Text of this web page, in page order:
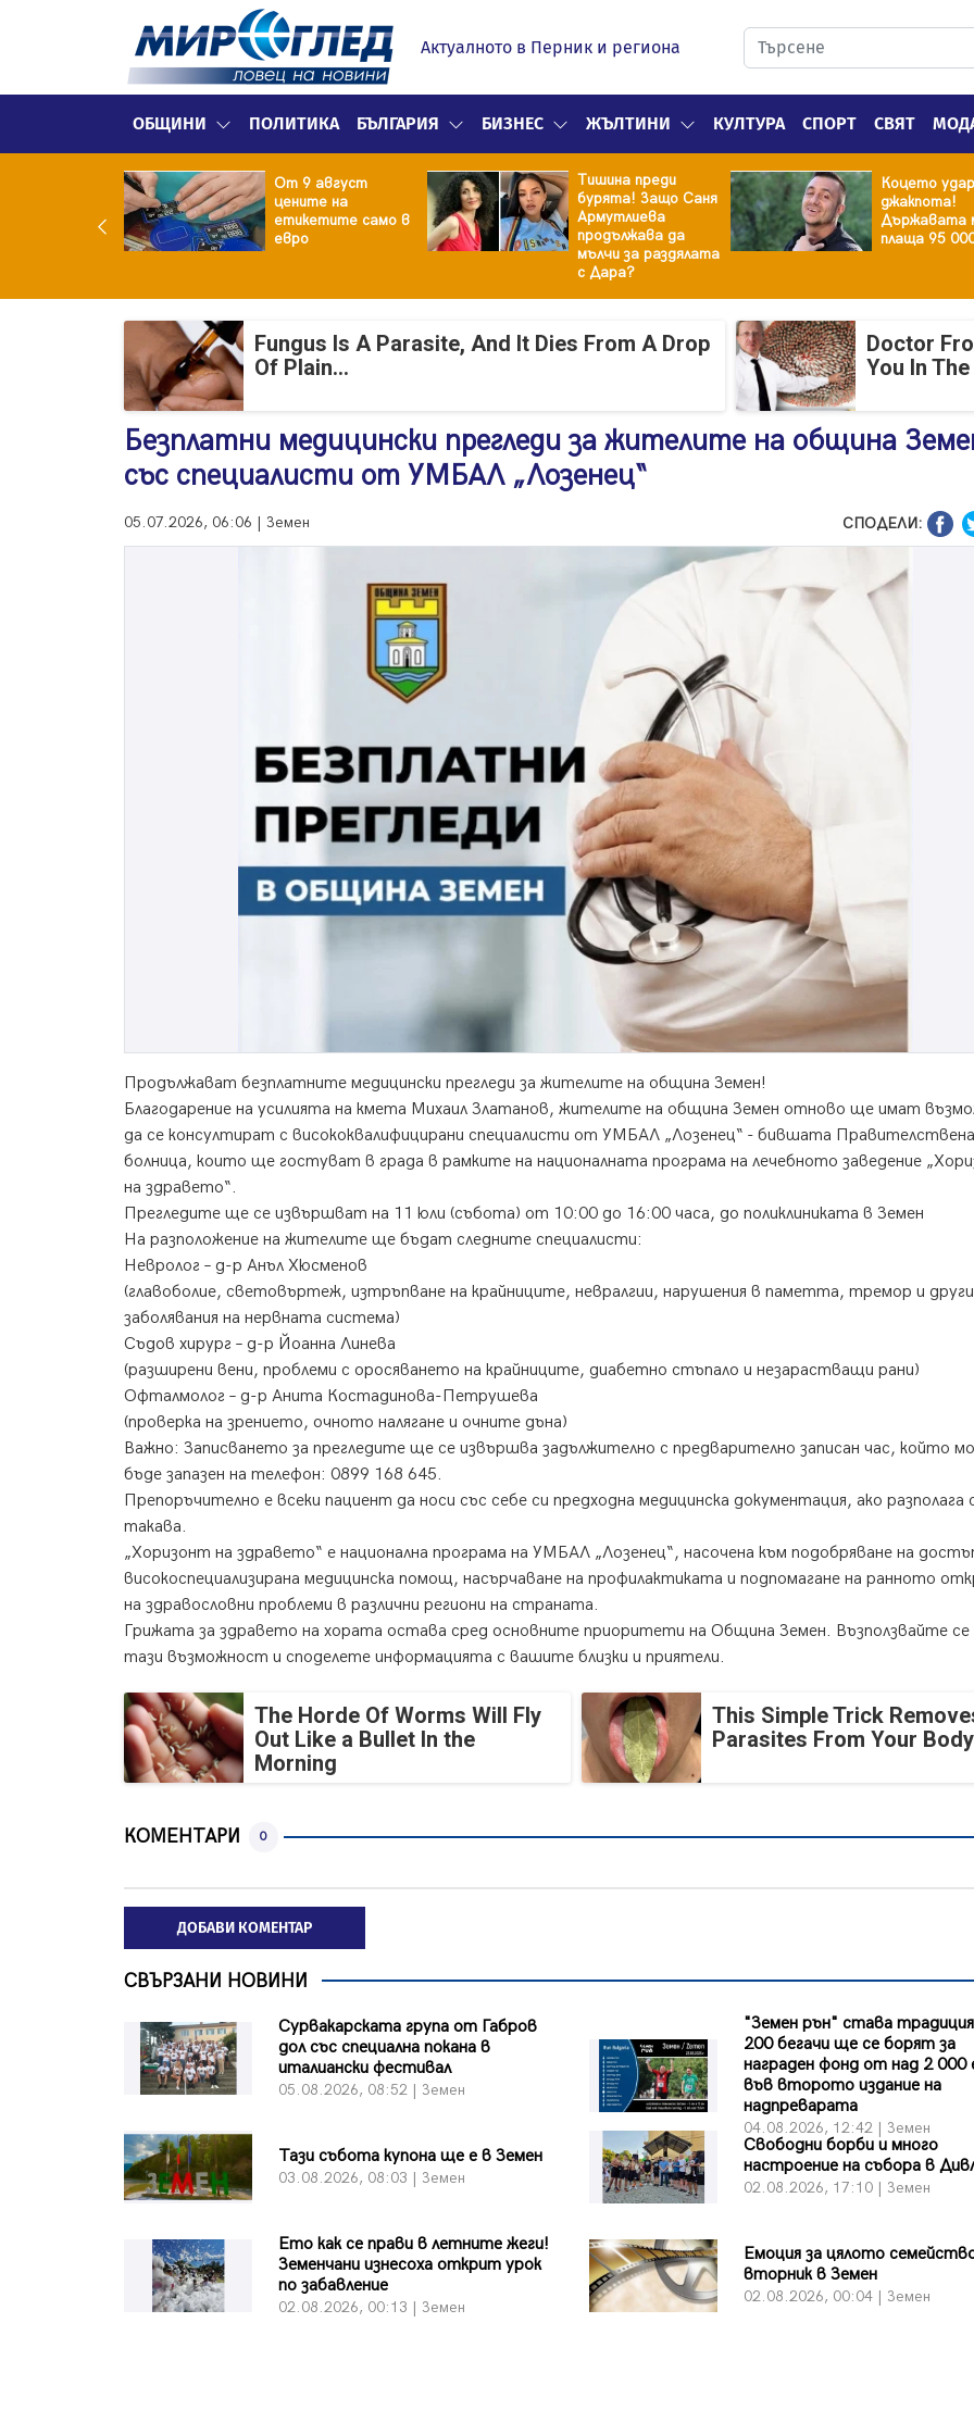
Актуалното в Перник и региона
ОБЩИНИ ПОЛИТИКА БЪЛГАРИЯ БИЗНЕС ЖЪЛТИНИ КУЛТУРА СПОРТ СВЯТ
От 9 август
цените на
етикетите само в
евро
Тишина преди
бурята! Защо Саня
Армутлиева
продължава да
мълчи за раздялата
с Дара?
Коцето
джакпота!
Държавата
плаща 95
Fungus Is A Parasite, And It Dies From A Drop
Of Plain...
Doctor
You In
Безплатни медицински прегледи за жителите на община
със специалисти от УМБАЛ „Лозенец“
05.07.2026, 06:06 | Земен СПОДЕЛИ:
Продължават безплатните медицински прегледи за жителите на община Земен!
Благодарение на усилията на кмета Михаил Златанов, жителите на община Земен отново ще имат
да се консултират с висококвалифицирани специалисти от УМБАЛ „Лозенец“ - бившата Правителствена
болница, които ще гостуват в града в рамките на националната програма на лечебното заведение
на здравето“.
Прегледите ще се извършват на 11 юли (събота) от 10:00 до 16:00 часа, до поликлиниката в Земен
На разположение на жителите ще бъдат следните специалисти:
Невролог – д-р Анъл Хюсменов
(главоболие, световъртеж, изтръпване на крайниците, невралгии, нарушения в паметта, тремор и други
заболявания на нервната система)
Съдов хирург – д-р Йоанна Линева
(разширени вени, проблеми с оросяването на крайниците, диабетно стъпало и незарастващи рани)
Офталмолог – д-р Анита Костадинова-Петрушева
(проверка на зрението, очното налягане и очните дъна)
Важно: Записването за прегледите ще се извършва задължително с предварително записан час, който
бъде запазен на телефон: 0899 168 645.
Препоръчително е всеки пациент да носи със себе си предходна медицинска документация, ако разполага
такава.
„Хоризонт на здравето“ е национална програма на УМБАЛ „Лозенец“, насочена към подобряване на
високоспециализирана медицинска помощ, насърчаване на профилактиката и подпомагане на ранното
на здравословни проблеми в различни региони на страната.
Грижата за здравето на хората остава сред основните приоритети на Община Земен. Възползвайте
тази възможност и споделете информацията с вашите близки и приятели.
The Horde Of Worms Will Fly
Out Like a Bullet In the
Morning
This Simple Trick
Parasites From Your
КОМЕНТАРИ 0
ДОБАВИ КОМЕНТАР
СВЪРЗАНИ НОВИНИ
Сурвакарската група от Габров
дол със специална покана в
италиански фестивал
05.08.2026, 08:52 | Земен
"Земен рън" става
200 бегачи ще се борят за
награден фонд от над 2 000
във второто издание на
надпреварата
04.08.2026, 12:42 | Земен
Тази събота купона ще е в Земен
03.08.2026, 08:03 | Земен
Свободни борби и много
настроение на събора в
02.08.2026, 17:10 | Земен
Ето как се прави в летните жеги!
Земенчани изнесоха открит урок
по забавление
02.08.2026, 00:13 | Земен
Емоция за цялото
вторник в Земен
02.08.2026, 00:04 | Земен